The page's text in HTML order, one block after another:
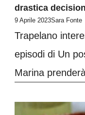
drastica
9 Aprile 2023Sara Fonte
Trapelano
episodi di Un
Marina